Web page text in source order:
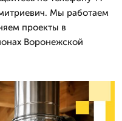
Мы работаем
проекты в
Воронежской